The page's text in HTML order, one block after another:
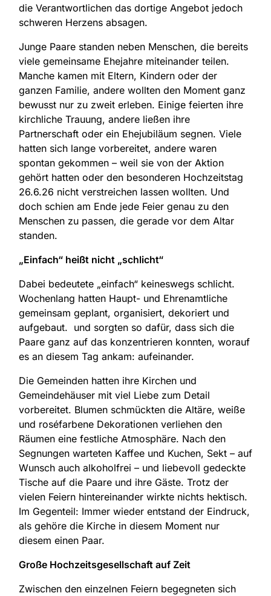
die Verantwortlichen das dortige Angebot jedoch
schweren Herzens absagen.
Junge Paare standen neben Menschen, die bereits
viele gemeinsame Ehejahre miteinander teilen.
Manche kamen mit Eltern, Kindern oder der
ganzen Familie, andere wollten den Moment ganz
bewusst nur zu zweit erleben. Einige feierten ihre
kirchliche Trauung, andere ließen ihre
Partnerschaft oder ein Ehejubiläum segnen. Viele
hatten sich lange vorbereitet, andere waren
spontan gekommen – weil sie von der Aktion
gehört hatten oder den besonderen Hochzeitstag
26.6.26 nicht verstreichen lassen wollten. Und
doch schien am Ende jede Feier genau zu den
Menschen zu passen, die gerade vor dem Altar
standen.
„Einfach“ heißt nicht „schlicht“
Dabei bedeutete „einfach“ keineswegs schlicht.
Wochenlang hatten Haupt- und Ehrenamtliche
gemeinsam geplant, organisiert, dekoriert und
aufgebaut. und sorgten so dafür, dass sich die
Paare ganz auf das konzentrieren konnten, worauf
es an diesem Tag ankam: aufeinander.
Die Gemeinden hatten ihre Kirchen und
Gemeindehäuser mit viel Liebe zum Detail
vorbereitet. Blumen schmückten die Altäre, weiße
und roséfarbene Dekorationen verliehen den
Räumen eine festliche Atmosphäre. Nach den
Segnungen warteten Kaffee und Kuchen, Sekt – auf
Wunsch auch alkoholfrei – und liebevoll gedeckte
Tische auf die Paare und ihre Gäste. Trotz der
vielen Feiern hintereinander wirkte nichts hektisch.
Im Gegenteil: Immer wieder entstand der Eindruck,
als gehöre die Kirche in diesem Moment nur
diesem einen Paar.
Große Hochzeitsgesellschaft auf Zeit
Zwischen den einzelnen Feiern begegneten sich